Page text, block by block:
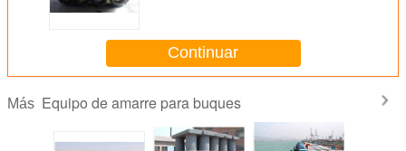
Continuar
Más Equipo de amarre para buques